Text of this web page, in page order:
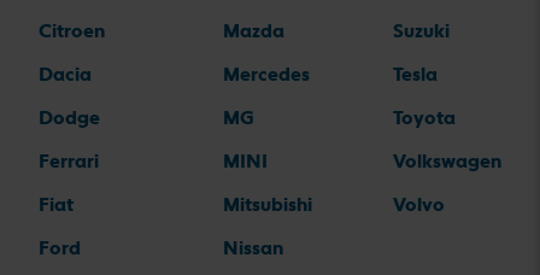
Citroen
Dacia
Dodge
Ferrari
Fiat
Ford
Mazda
Mercedes
MG
MINI
Mitsubishi
Nissan
Suzuki
Tesla
Toyota
Volkswagen
Volvo